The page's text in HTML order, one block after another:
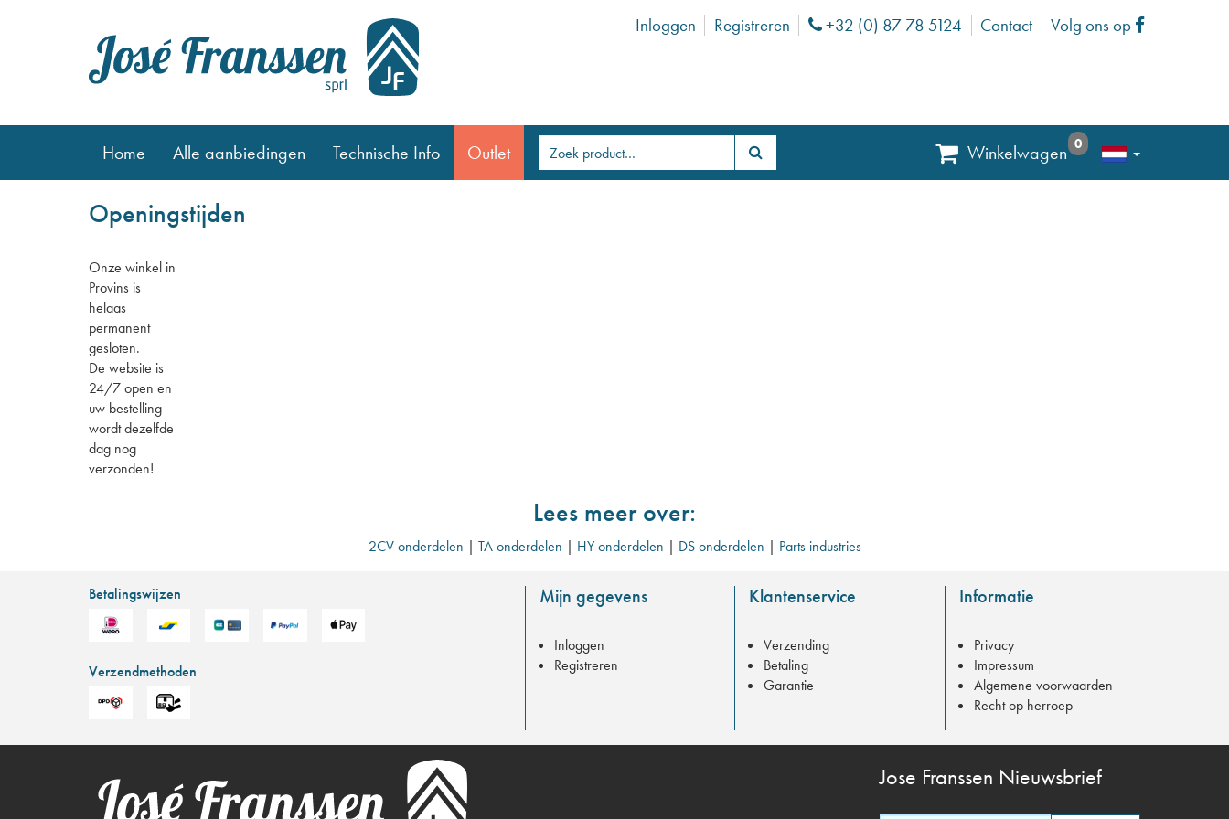
Inloggen Registreren Phone
+32 (0) 87 78 5124 Contact Volg ons op Facebook
Home Alle aanbiedingen Technische Info Outlet Winkelwagen 0
Openingstijden
Onze winkel in
Provins is
helaas
permanent
gesloten.
De website is
24/7 open en
uw bestelling
wordt dezelfde
dag nog
verzonden!
Lees meer over:
2CV onderdelen | TA onderdelen | HY onderdelen | DS onderdelen | Parts industries
Betalingswijzen
Verzendmethoden
Mijn gegevens
Inloggen
Registreren
Klantenservice
Verzending
Betaling
Garantie
Informatie
Privacy
Impressum
Algemene voorwaarden
Recht op herroep
Jose Franssen Nieuwsbrief